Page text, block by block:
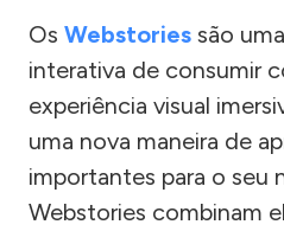
Os Webstories são
interativa de consumir
experiência visual
uma nova maneira de
importantes para o seu
Webstories combinam